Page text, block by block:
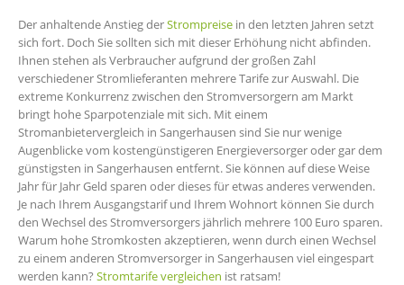
Der anhaltende Anstieg derStrompreise in den letzten Jahren setzt
sich fort. Doch Sie sollten sich mit dieser Erhöhung nicht abfinden.
Ihnen stehen als Verbraucher aufgrund der großen Zahl
verschiedener Stromlieferanten mehrere Tarife zur Auswahl. Die
extreme Konkurrenz zwischen den Stromversorgern am Markt
bringt hohe Sparpotenziale mit sich. Mit einem
Stromanbietervergleich in Sangerhausen sind Sie nur wenige
Augenblicke vom kostengünstigeren Energieversorger oder gar dem
günstigsten in Sangerhausen entfernt. Sie können auf diese Weise
Jahr für Jahr Geld sparen oder dieses für etwas anderes verwenden.
Je nach Ihrem Ausgangstarif und Ihrem Wohnort können Sie durch
den Wechsel des Stromversorgers jährlich mehrere 100 Euro sparen.
Warum hohe Stromkosten akzeptieren, wenn durch einen Wechsel
zu einem anderen Stromversorger in Sangerhausen viel eingespart
werden kann? Stromtarife vergleichen ist ratsam!